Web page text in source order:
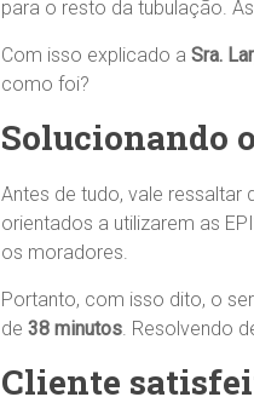
para o resto da tubulação.
Com isso explicado a Sra.
como foi?
Solucionando
Antes de tudo, vale ressaltar
orientados a utilizarem as
os moradores.
Portanto, com isso dito, o
de 38 minutos. Resolvendo
Cliente